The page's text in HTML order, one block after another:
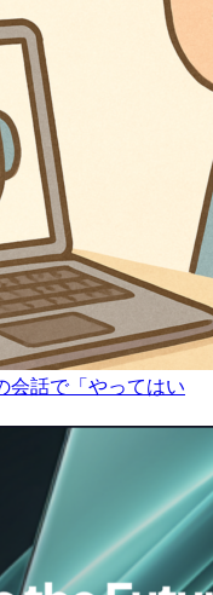
会話で「やってはい